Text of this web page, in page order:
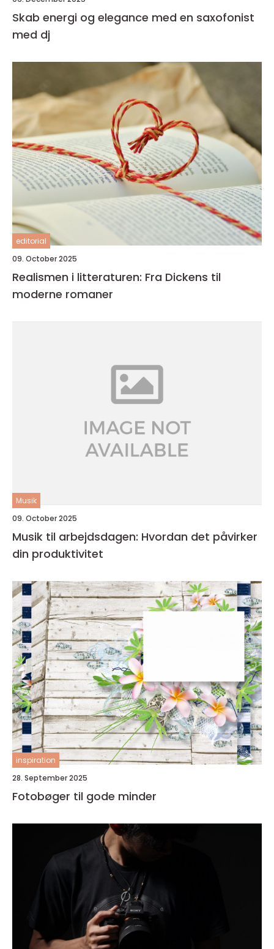
Skab energi og elegance med en saxofonist
med dj
editorial
09. October 2025
Realismen i litteraturen: Fra Dickens til
moderne romaner
Musik
09. October 2025
Musik til arbejdsdagen: Hvordan det påvirker
din produktivitet
inspiration
28. September 2025
Fotobøger til gode minder